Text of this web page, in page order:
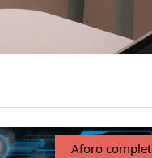
Aforo